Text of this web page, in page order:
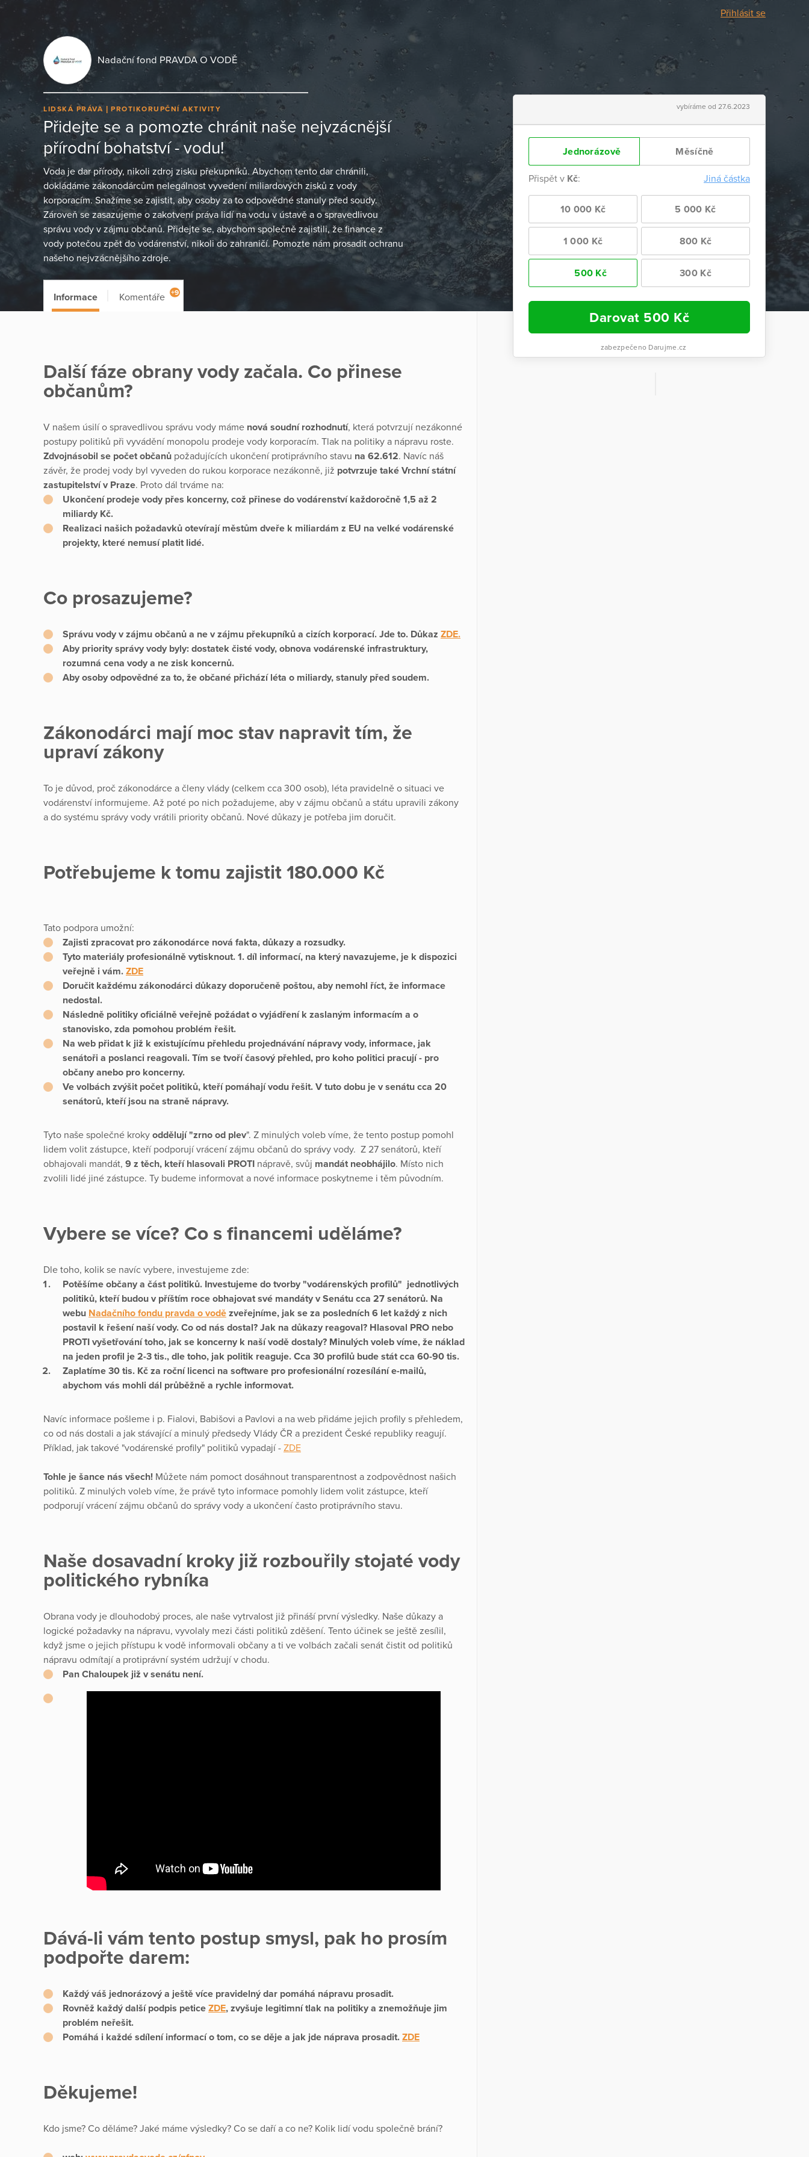
Přihlásit se
Nadační fond PRAVDA O VODĚ
LIDSKÁ PRÁVA PROTIKORUPČNÍ AKTIVITY
Přidejte se a pomozte chránit naše nejvzácnější
přírodní bohatství - vodu!
Voda je dar přírody, nikoli zdroj zisku překupníků. Abychom tento dar chránili,
dokládáme zákonodárcům nelegálnost vyvedení miliardových zisků z vody
korporacím. Snažíme se zajistit, aby osoby za to odpovědné stanuly před soudy.
Zároveň se zasazujeme o zakotvení práva lidí na vodu v ústavě a o spravedlivou
správu vody v zájmu občanů. Přidejte se, abychom společně zajistili, že finance z
vody potečou zpět do vodárenství, nikoli do zahraničí. Pomozte nám prosadit ochranu
našeho nejvzácnějšího zdroje.
vybíráme od 27.6.2023
Jednorázově Měsíčně
Přispět v Kč: Jiná částka
10 000 Kč 5 000 Kč
1 000 Kč 800 Kč
500 Kč 300 Kč
Darovat 500 Kč
zabezpečeno Darujme.cz
Informace Komentáře +9
Další fáze obrany vody začala. Co přinese
občanům?
V našem úsilí o spravedlivou správu vody máme nová soudní rozhodnutí, která potvrzují nezákonné
postupy politiků při vyvádění monopolu prodeje vody korporacím. Tlak na politiky a nápravu roste.
Zdvojnásobil se počet občanů požadujících ukončení protiprávního stavu na 62.612. Navíc náš
závěr, že prodej vody byl vyveden do rukou korporace nezákonně, již potvrzuje také Vrchní státní
zastupitelství v Praze. Proto dál trváme na:
Ukončení prodeje vody přes koncerny, což přinese do vodárenství každoročně 1,5 až 2
miliardy Kč.
Realizaci našich požadavků otevírají městům dveře k miliardám z EU na velké vodárenské
projekty, které nemusí platit lidé.
Co prosazujeme?
Správu vody v zájmu občanů a ne v zájmu překupníků a cizích korporací. Jde to. Důkaz ZDE.
Aby priority správy vody byly: dostatek čisté vody, obnova vodárenské infrastruktury,
rozumná cena vody a ne zisk koncernů.
Aby osoby odpovědné za to, že občané přichází léta o miliardy, stanuly před soudem.
Zákonodárci mají moc stav napravit tím, že
upraví zákony
To je důvod, proč zákonodárce a členy vlády (celkem cca 300 osob), léta pravidelně o situaci ve
vodárenství informujeme. Až poté po nich požadujeme, aby v zájmu občanů a státu upravili zákony
a do systému správy vody vrátili priority občanů. Nové důkazy je potřeba jim doručit.
Potřebujeme k tomu zajistit 180.000 Kč
Tato podpora umožní:
Zajisti zpracovat pro zákonodárce nová fakta, důkazy a rozsudky.
Tyto materiály profesionálně vytisknout. 1. díl informací, na který navazujeme, je k dispozici
veřejně i vám. ZDE
Doručit každému zákonodárci důkazy doporučeně poštou, aby nemohl říct, že informace
nedostal.
Následně politiky oficiálně veřejně požádat o vyjádření k zaslaným informacím a o
stanovisko, zda pomohou problém řešit.
Na web přidat k již k existujícímu přehledu projednávání nápravy vody, informace, jak
senátoři a poslanci reagovali. Tím se tvoří časový přehled, pro koho politici pracují - pro
občany anebo pro koncerny.
Ve volbách zvýšit počet politiků, kteří pomáhají vodu řešit. V tuto dobu je v senátu cca 20
senátorů, kteří jsou na straně nápravy.
Tyto naše společné kroky oddělují "zrno od plev". Z minulých voleb víme, že tento postup pomohl
lidem volit zástupce, kteří podporují vrácení zájmu občanů do správy vody. Z 27 senátorů, kteří
obhajovali mandát, 9 z těch, kteří hlasovali PROTI nápravě, svůj mandát neobhájilo. Místo nich
zvolili lidé jiné zástupce. Ty budeme informovat a nové informace poskytneme i těm původním.
Vybere se více? Co s financemi uděláme?
Dle toho, kolik se navíc vybere, investujeme zde:
Potěšíme občany a část politiků. Investujeme do tvorby "vodárenských profilů" jednotlivých
politiků, kteří budou v příštím roce obhajovat své mandáty v Senátu cca 27 senátorů. Na
webu Nadačního fondu pravda o vodě zveřejníme, jak se za posledních 6 let každý z nich
postavil k řešení naší vody. Co od nás dostal? Jak na důkazy reagoval? Hlasoval PRO nebo
PROTI vyšetřování toho, jak se koncerny k naší vodě dostaly? Minulých voleb víme, že náklad
na jeden profil je 2-3 tis., dle toho, jak politik reaguje. Cca 30 profilů bude stát cca 60-90 tis.
Zaplatíme 30 tis. Kč za roční licenci na software pro profesionální rozesílání e-mailů,
abychom vás mohli dál průběžně a rychle informovat.
Navíc informace pošleme i p. Fialovi, Babišovi a Pavlovi a na web přidáme jejich profily s přehledem,
co od nás dostali a jak stávající a minulý předsedy Vlády ČR a prezident České republiky reagují.
Příklad, jak takové "vodárenské profily" politiků vypadají - ZDE
Tohle je šance nás všech! Můžete nám pomoct dosáhnout transparentnost a zodpovědnost našich
politiků. Z minulých voleb víme, že právě tyto informace pomohly lidem volit zástupce, kteří
podporují vrácení zájmu občanů do správy vody a ukončení často protiprávního stavu.
Naše dosavadní kroky již rozbouřily stojaté vody
politického rybníka
Obrana vody je dlouhodobý proces, ale naše vytrvalost již přináší první výsledky. Naše důkazy a
logické požadavky na nápravu, vyvolaly mezi části politiků zděšení. Tento účinek se ještě zesílil,
když jsme o jejich přístupu k vodě informovali občany a ti ve volbách začali senát čistit od politiků
nápravu odmítají a protiprávní systém udržují v chodu.
Pan Chaloupek již v senátu není.
Dává-li vám tento postup smysl, pak ho prosím
podpořte darem:
Každý váš jednorázový a ještě více pravidelný dar pomáhá nápravu prosadit.
Rovněž každý další podpis petice ZDE, zvyšuje legitimní tlak na politiky a znemožňuje jim
problém neřešit.
Pomáhá i každé sdílení informací o tom, co se děje a jak jde náprava prosadit. ZDE
Děkujeme!
Kdo jsme? Co děláme? Jaké máme výsledky? Co se daří a co ne? Kolik lidí vodu společně brání?